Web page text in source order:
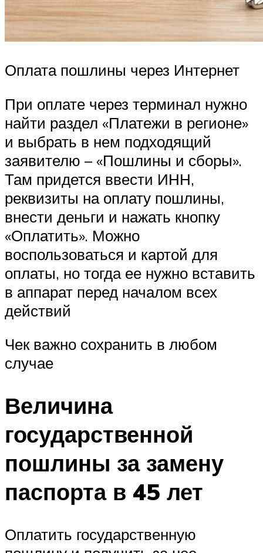
Оплата пошлины через Интернет
При оплате через терминал нужно
найти раздел «Платежи в регионе»
и выбрать в нем подходящий
заявителю – «Пошлины и сборы».
Там придется ввести ИНН,
реквизиты на оплату пошлины,
внести деньги и нажать кнопку
«Оплатить». Можно
воспользоваться и картой для
оплаты, но тогда ее нужно вставить
в аппарат перед началом всех
действий
Чек важно сохранить в любом
случае
Величина
государственной
пошлины за замену
паспорта в 45 лет
Оплатить государственную